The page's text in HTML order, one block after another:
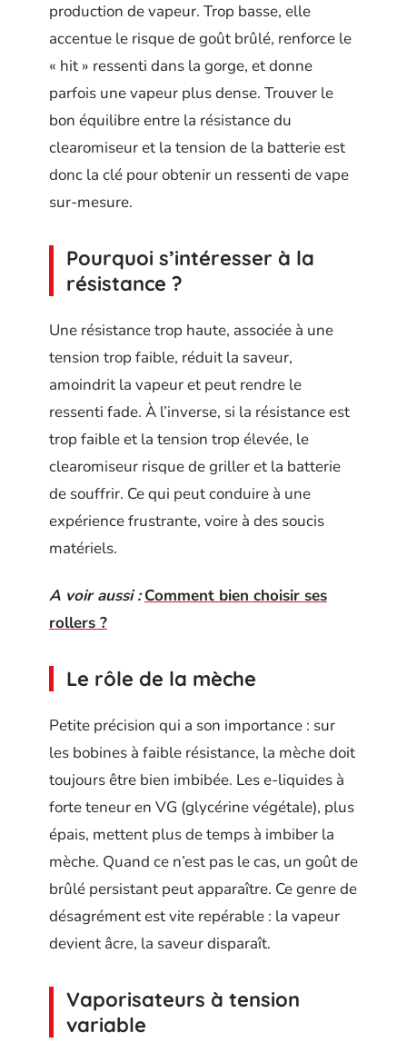
production de vapeur. Trop basse, elle
accentue le risque de goût brûlé, renforce le
« hit » ressenti dans la gorge, et donne
parfois une vapeur plus dense. Trouver le
bon équilibre entre la résistance du
clearomiseur et la tension de la batterie est
donc la clé pour obtenir un ressenti de vape
sur-mesure.
Pourquoi s’intéresser à la
résistance ?
Une résistance trop haute, associée à une
tension trop faible, réduit la saveur,
amoindrit la vapeur et peut rendre le
ressenti fade. À l’inverse, si la résistance est
trop faible et la tension trop élevée, le
clearomiseur risque de griller et la batterie
de souffrir. Ce qui peut conduire à une
expérience frustrante, voire à des soucis
matériels.
A voir aussi : Comment bien choisir ses
rollers ?
Le rôle de la mèche
Petite précision qui a son importance : sur
les bobines à faible résistance, la mèche doit
toujours être bien imbibée. Les e-liquides à
forte teneur en VG (glycérine végétale), plus
épais, mettent plus de temps à imbiber la
mèche. Quand ce n’est pas le cas, un goût de
brûlé persistant peut apparaître. Ce genre de
désagrément est vite repérable : la vapeur
devient âcre, la saveur disparaît.
Vaporisateurs à tension
variable